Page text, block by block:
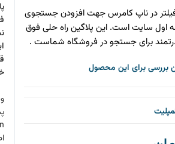
فیلتر در ناپ کامرس جهت افزودن جستجوی
اول سایت است. این پلاگین راه حلی فوق
برای جستجو در فروشگاه شماست .
بررسی برای این محصول